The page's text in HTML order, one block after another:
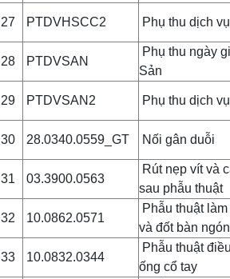
27 PTDVHSCC2 Phụ thu dịch
28 PTDVSAN
Phụ thu ngày
Sản
29 PTDVSAN2 Phụ thu dịch
30 28.0340.0559_GT Nối gân duỗi
31 03.3900.0563
Rút nẹp vít và
sau phẫu thuật
32 10.0862.0571
Phẫu thuật
và đốt bàn
33 10.0832.0344
Phẫu thuật
ống cổ tay